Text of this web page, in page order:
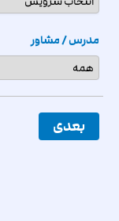
مدرس / مشاور
بعدی